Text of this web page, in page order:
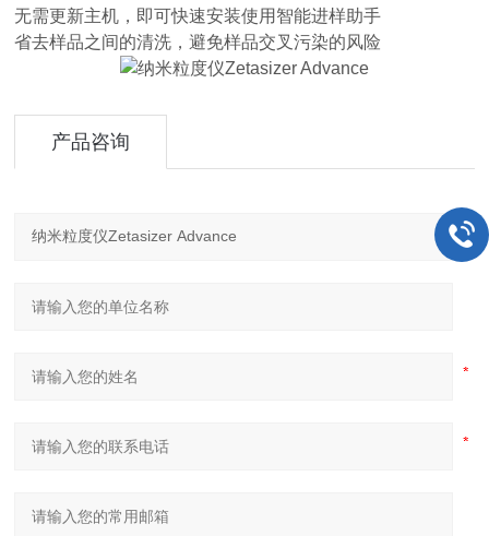
无需更新主机，即可快速安装使用智能进样助手
省去样品之间的清洗，避免样品交叉污染的风险
产品咨询